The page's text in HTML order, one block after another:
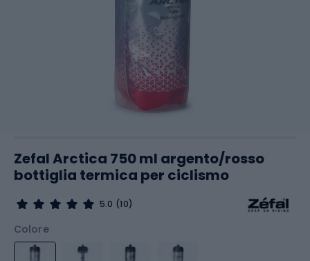
Zefal Arctica 750 ml argento/rosso
bottiglia termica per ciclismo
5.0 (10)
Colore